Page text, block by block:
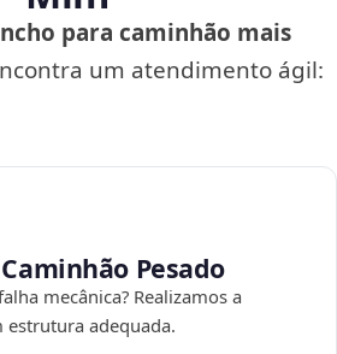
para caminhão mais
um atendimento ágil:
Pesado
mecânica? Realizamos a
estrutura adequada.